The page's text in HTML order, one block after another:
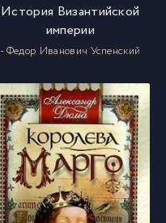
История Византийской
империи
- Федор Иванович Успенский